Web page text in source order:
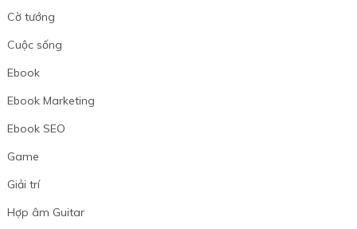
Cờ tướng
Cuộc sống
Ebook
Ebook Marketing
Ebook SEO
Game
Giải trí
Hợp âm Guitar